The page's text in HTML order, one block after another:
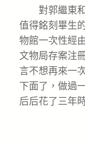
對郭繼東和
值得銘刻畢生
物館一次性經
文物局存案注
言不想再來一
下面了，做過
后后花了三年